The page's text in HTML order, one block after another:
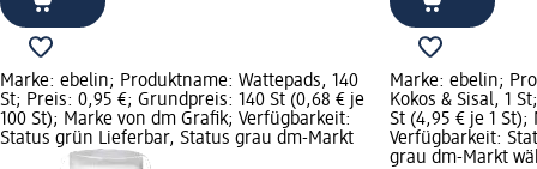
Marke: ebelin; Produktname: Wattepads, 140
St; Preis: 0,95 €; Grundpreis: 140 St (0,68 € je
100 St); Marke von dm Grafik; Verfügbarkeit:
Status grün Lieferbar, Status grau dm-Markt
Marke: ebelin;
Kokos & Sisal, 1
St (4,95 € je 1
Verfügbarkeit:
grau dm-Markt